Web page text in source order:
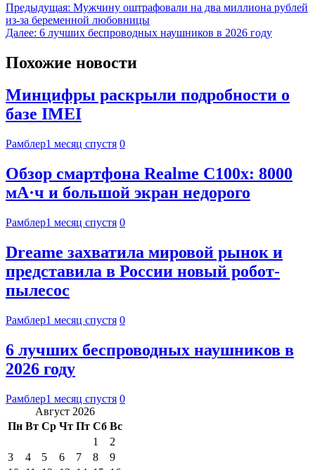
Предыдущая: Мужчину оштрафовали на два миллиона рублей
из-за беременной любовницы
Далее: 6 лучших беспроводных наушников в 2026 году
Похожие новости
Минцифры раскрыли подробности о
базе IMEI
Рамблер1 месяц спустя 0
Обзор смартфона Realme C100x: 8000
мА·ч и большой экран недорого
Рамблер1 месяц спустя 0
Dreame захватила мировой рынок и
представила в России новый робот-
пылесос
Рамблер1 месяц спустя 0
6 лучших беспроводных наушников в
2026 году
Рамблер1 месяц спустя 0
Август 2026
Пн Вт Ср Чт Пт Сб Вс
1
2
3
4 5 6 7 8
9